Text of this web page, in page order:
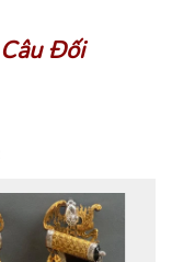
Câu Đối